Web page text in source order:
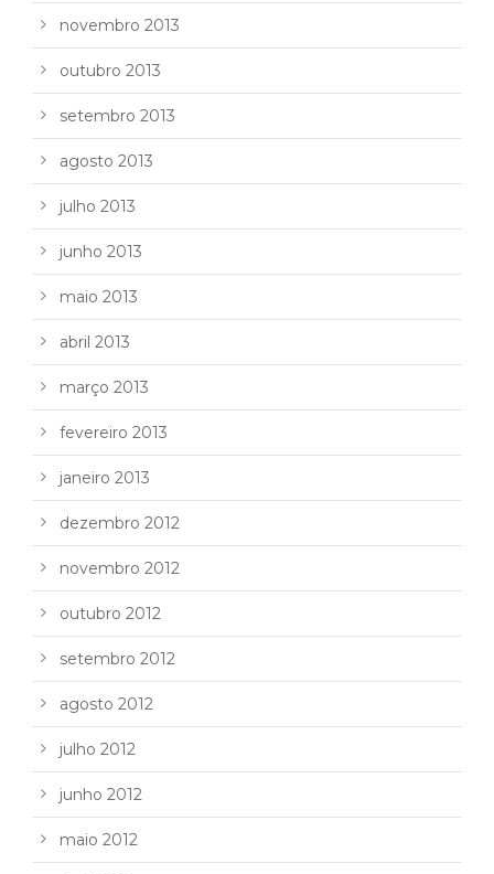
novembro 2013
outubro 2013
setembro 2013
agosto 2013
julho 2013
junho 2013
maio 2013
abril 2013
março 2013
fevereiro 2013
janeiro 2013
dezembro 2012
novembro 2012
outubro 2012
setembro 2012
agosto 2012
julho 2012
junho 2012
maio 2012